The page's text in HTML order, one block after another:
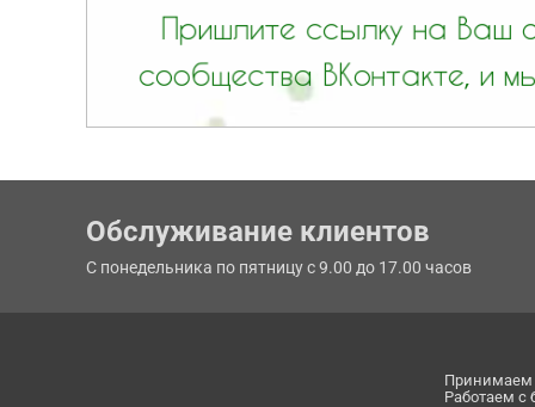
Обслуживание клиентов
С понедельника по пятницу с 9.00 до 17.00 часов
Принимаем
Работаем